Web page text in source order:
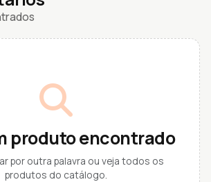
produto encontrado
por outra palavra ou veja todos os
produtos do catálogo.